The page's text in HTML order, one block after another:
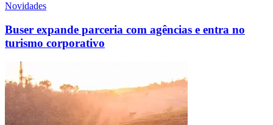
Novidades
Buser expande parceria com agências e entra no
turismo corporativo